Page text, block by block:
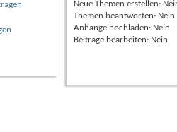
Neue Themen erstellen:
Themen beantworten: Nein
Anhänge hochladen: Nein
Beiträge bearbeiten: Nein